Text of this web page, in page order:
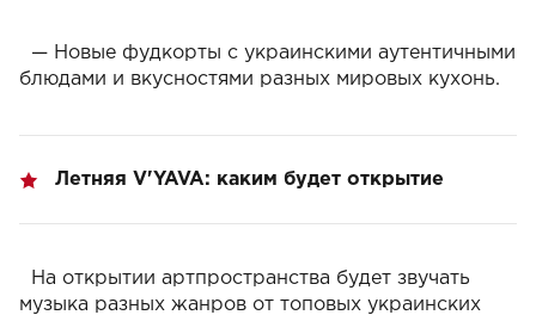
— Новые фудкорты с украинскими аутентичными
блюдами и вкусностями разных мировых кухонь.
Летняя V'YAVA: каким будет открытие
На открытии артпространства будет звучать
музыка разных жанров от топовых украинских